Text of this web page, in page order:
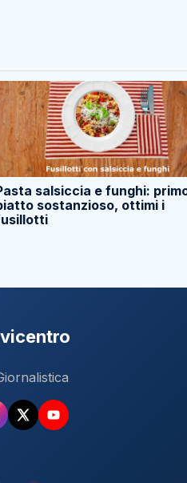
salsiccia e funghi:
sostanzioso, ottimi i